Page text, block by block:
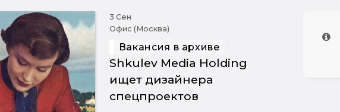
3 Сен
Офис (Москва)
Вакансия в архиве
Shkulev Media Holding
ищет дизайнера
спецпроектов